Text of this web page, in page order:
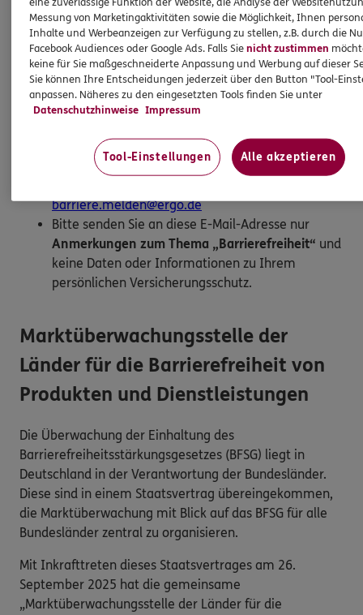
Wir freuen uns über Ihre Rückmeldung.
So melden Sie eine Barriere:
Bitte teilen Sie mit,auf welcher Webseite
Sie auf
eine Barriere gestoßen sind. Kopieren Sie hierzu
Schicken Sie den
Link zusammen mit einem
Hinweis auf den Text oder Service
, der Ihnen
barriere.melden@ergo.de
Bitte senden Sie an diese E-Mail-Adresse nur
Anmerkungen zum Thema „Barrierefreiheit“ und
keine Daten oder Informationen zu Ihrem
persönlichen Versicherungsschutz.
Marktüberwachungsstelle der
Länder für die Barrierefreiheit von
Produkten und Dienstleistungen
Die Überwachung der Einhaltung des
Barrierefreiheitsstärkungsgesetzes (BFSG) liegt in
Deutschland in der Verantwortung der Bundesländer.
Diese sind in einem Staatsvertrag übereingekommen,
die Marktüberwachung mit Blick auf das BFSG für alle
Bundesländer zentral zu organisieren.
Mit Inkrafttreten dieses Staatsvertrages am 26.
September 2025 hat die gemeinsame
„Marktüberwachungsstelle der Länder für die
Messung von Marketingaktivitäten sowie die Möglichkeit, Ihnen
Inhalte und Werbeanzeigen zur Verfügung zu stellen, z.B. durch die
Facebook Audiences oder Google Ads. Falls Sienicht zustimmen
keine für Sie maßgeschneiderte Anpassung und Werbung auf dieser
Sie können Ihre Entscheidungen jederzeit über den Button "Tool-
anpassen. Näheres zu den eingesetzten Tools finden Sie unter
Datenschutzhinweise Impressum
Tool-Einstellungen Alle akzeptieren